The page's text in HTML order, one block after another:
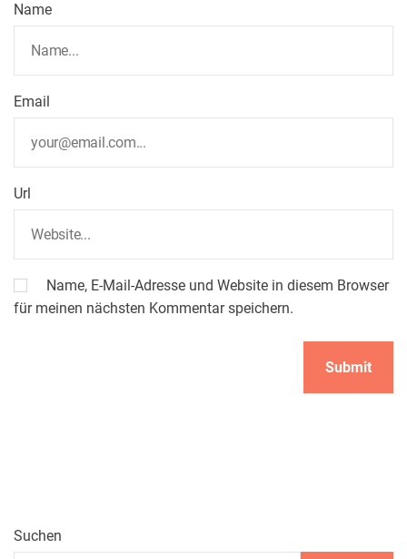
Name
Email
Url
Name, E-Mail-Adresse und Website in diesem Browser
für meinen nächsten Kommentar speichern.
Suchen